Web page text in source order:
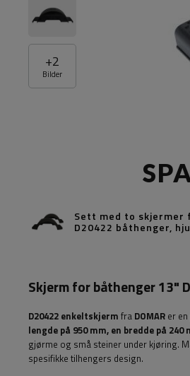
+2
Bilder
Sett med to skjermer
D20422 båthenger,
Skjerm for båthenger 13"
D20422 enkeltskjerm fra DOMAR er
lengde på 950 mm, en bredde på 240
gjørme og små steiner under kjøring.
spesifikke tilhengers design.